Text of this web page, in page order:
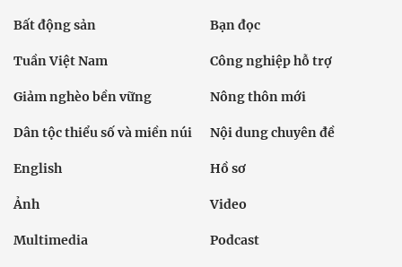
Bất động sản Bạn đọc
Tuần Việt Nam Công nghiệp hỗ trợ
Giảm nghèo bền vững Nông thôn mới
Dân tộc thiểu số và miền núi Nội dung chuyên đề
English Hồ sơ
Ảnh Video
Multimedia Podcast